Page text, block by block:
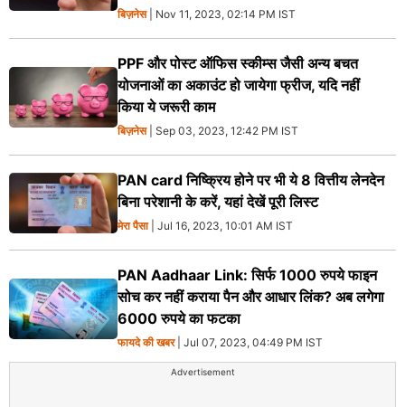
बिज़नेस| Nov 11, 2023, 02:14 PM IST
PPF और पोस्ट ऑफिस स्कीम्स जैसी अन्य बचत
योजनाओं का अकाउंट हो जायेगा फ्रीज, यदि नहीं
किया ये जरूरी काम
बिज़नेस| Sep 03, 2023, 12:42 PM IST
PAN card निष्क्रिय होने पर भी ये 8 वित्तीय लेनदेन
बिना परेशानी के करें, यहां देखें पूरी लिस्ट
मेरा पैसा| Jul 16, 2023, 10:01 AM IST
PAN Aadhaar Link: सिर्फ 1000 रुपये फाइन
सोच कर नहीं कराया पैन और आधार लिंक? अब लगेगा
6000 रुपये का फटका
फायदे की खबर| Jul 07, 2023, 04:49 PM IST
Advertisement